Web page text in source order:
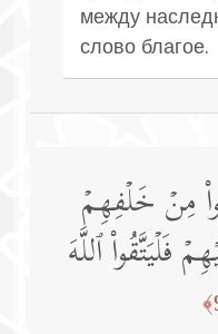
между
слово благое.
مِنۡ خَلۡفِهِمۡ
فَلۡیَتَّقُوا۟ ٱللَّهَ